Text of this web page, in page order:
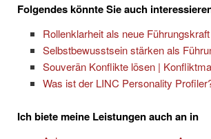
Folgendes könnte Sie auch
Rollenklarheit als neue
Selbstbewusstsein stärken als
Souverän Konflikte lösen |
Was ist der LINC Personality
Ich biete meine Leistungen auch an in